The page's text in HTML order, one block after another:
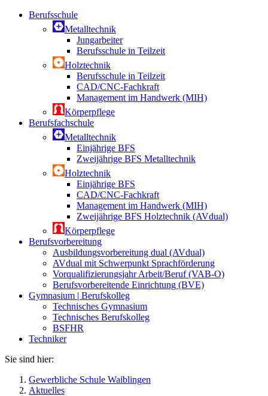
Berufsschule
Metalltechnik
Jungarbeiter
Berufsschule in Teilzeit
Holztechnik
Berufsschule in Teilzeit
CAD/CNC-Fachkraft
Management im Handwerk (MIH)
Körperpflege
Berufsfachschule
Metalltechnik
Einjährige BFS
Zweijährige BFS Metalltechnik
Holztechnik
Einjährige BFS
CAD/CNC-Fachkraft
Management im Handwerk (MIH)
Zweijährige BFS Holztechnik (AVdual)
Körperpflege
Berufsvorbereitung
Ausbildungsvorbereitung dual (AVdual)
AVdual mit Schwerpunkt Sprachförderung
Vorqualifizierungsjahr Arbeit/Beruf (VAB-O)
Berufsvorbereitende Einrichtung (BVE)
Gymnasium | Berufskolleg
Technisches Gymnasium
Technisches Berufskolleg
BSFHR
Techniker
Sie sind hier:
Gewerbliche Schule Waiblingen
Aktuelles